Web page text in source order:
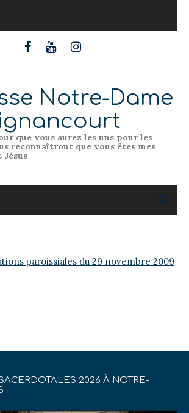
Notre-Dame
que vous aurez les uns pour les
reconnaîtront que vous êtes mes
paroissiales du 29 novembre 2009
2026 À NOTRE-